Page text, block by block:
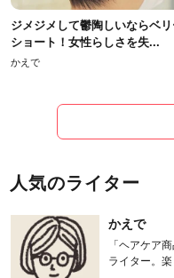
ジメジメして鬱陶しいならベ
ショート！女性らしさを失...
かえで
人気のライター
かえで
「ヘアケア
ライター。